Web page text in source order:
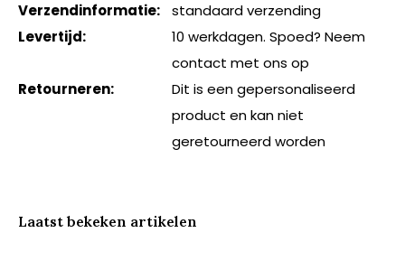
Verzendinformatie:
standaard verzending
Levertijd:
10 werkdagen. Spoed? Neem
contact met ons op
Retourneren:
Dit is een gepersonaliseerd
product en kan niet
geretourneerd worden
Laatst bekeken artikelen